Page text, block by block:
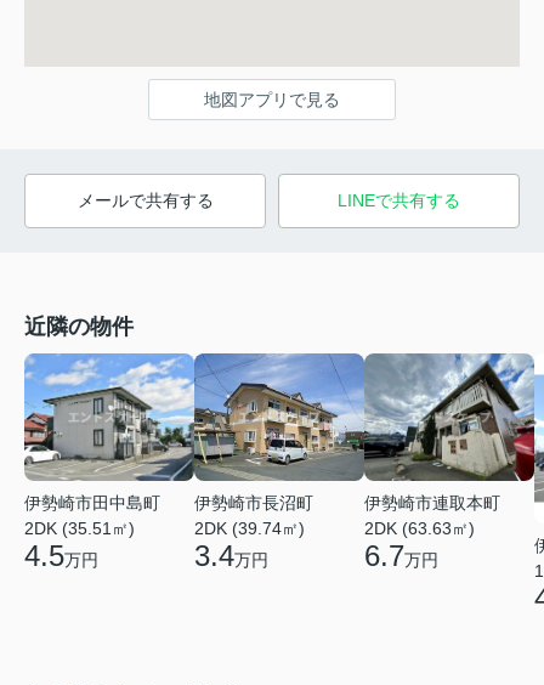
地図アプリで見る
メールで共有する LINEで共有する
近隣の物件
伊勢崎市田中島町
2DK (35.51㎡)
4.5万円
伊勢崎市長沼町
2DK (39.74㎡)
3.4万円
伊勢崎市連取本町
2DK (63.63㎡)
6.7万円